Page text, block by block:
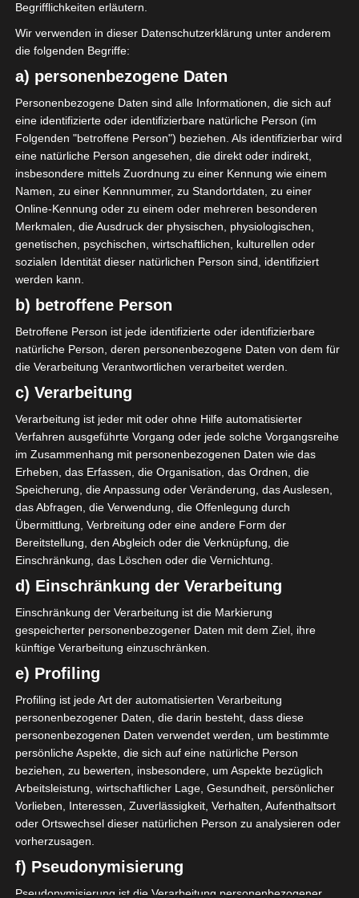
29 Sep. 2025-15:30
Meisterschaft Tunesien 2025/2026 - Ligue 2
- Ligue 2 - Gruppe A| Spieltag 2
Club Sportif de
Hammam-Lif
(CSHL) 2
Sporting Club de
Ben Arous (SCBA) 1
Stade municipal de Hammam Lif (Stade Bou
Kornine)
TORE
39'
Tor
M. Nouioui
Elfmetertor
C. Kacem
42'
Tor
A. Souassi
90'
+4
AUFSTELLUNGEN
Club Sportif de Hammam-Lif (CSHL)
M C. Kacem
D
Sporting Club de Ben Arous (SCBA)
O M. Nouioui 39'
Begrifflichkeiten erläutern.
Wir verwenden in dieser Datenschutzerklärung unter anderem
die folgenden Begriffe:
a) personenbezogene Daten
Personenbezogene Daten sind alle Informationen, die sich auf
eine identifizierte oder identifizierbare natürliche Person (im
Folgenden "betroffene Person") beziehen. Als identifizierbar wird
eine natürliche Person angesehen, die direkt oder indirekt,
insbesondere mittels Zuordnung zu einer Kennung wie einem
Namen, zu einer Kennnummer, zu Standortdaten, zu einer
Online-Kennung oder zu einem oder mehreren besonderen
Merkmalen, die Ausdruck der physischen, physiologischen,
genetischen, psychischen, wirtschaftlichen, kulturellen oder
sozialen Identität dieser natürlichen Person sind, identifiziert
werden kann.
b) betroffene Person
Betroffene Person ist jede identifizierte oder identifizierbare
natürliche Person, deren personenbezogene Daten von dem für
die Verarbeitung Verantwortlichen verarbeitet werden.
c) Verarbeitung
Verarbeitung ist jeder mit oder ohne Hilfe automatisierter
Verfahren ausgeführte Vorgang oder jede solche Vorgangsreihe
im Zusammenhang mit personenbezogenen Daten wie das
Erheben, das Erfassen, die Organisation, das Ordnen, die
Speicherung, die Anpassung oder Veränderung, das Auslesen,
das Abfragen, die Verwendung, die Offenlegung durch
Übermittlung, Verbreitung oder eine andere Form der
Bereitstellung, den Abgleich oder die Verknüpfung, die
Einschränkung, das Löschen oder die Vernichtung.
d) Einschränkung der Verarbeitung
Einschränkung der Verarbeitung ist die Markierung
gespeicherter personenbezogener Daten mit dem Ziel, ihre
künftige Verarbeitung einzuschränken.
e) Profiling
Profiling ist jede Art der automatisierten Verarbeitung
personenbezogener Daten, die darin besteht, dass diese
personenbezogenen Daten verwendet werden, um bestimmte
persönliche Aspekte, die sich auf eine natürliche Person
beziehen, zu bewerten, insbesondere, um Aspekte bezüglich
Arbeitsleistung, wirtschaftlicher Lage, Gesundheit, persönlicher
Vorlieben, Interessen, Zuverlässigkeit, Verhalten, Aufenthaltsort
oder Ortswechsel dieser natürlichen Person zu analysieren oder
vorherzusagen.
f) Pseudonymisierung
Pseudonymisierung ist die Verarbeitung personenbezogener